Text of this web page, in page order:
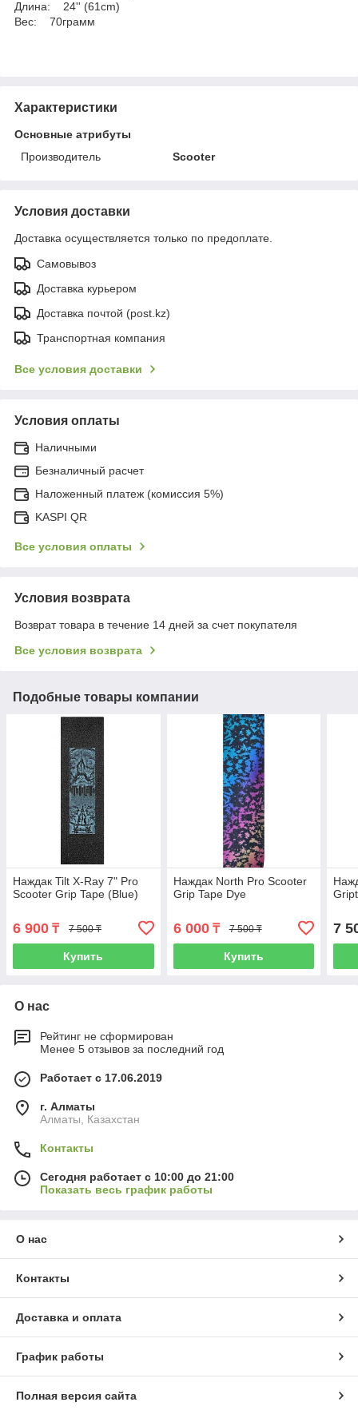
Длина: 24'' (61cm)
Вес: 70грамм
Характеристики
Основные атрибуты
Производитель
Scooter
Условия доставки
Доставка осуществляется только по предоплате.
Самовывоз
Доставка курьером
Доставка почтой (post.kz)
Транспортная компания
Все условия доставки
Условия оплаты
Наличными
Безналичный расчет
Наложенный платеж (комиссия 5%)
KASPI QR
Все условия оплаты
Условия возврата
Возврат товара в течение 14 дней за счет покупателя
Все условия возврата
Подобные товары компании
Наждак Tilt X-Ray 7" Pro
Scooter Grip Tape (Blue)
6 900 ₸ 7 500 ₸
Купить
Наждак North Pro Scooter
Grip Tape Dye
6 000₸ 7 500 ₸
Купить
7
О нас
Рейтинг не сформирован
Менее 5 отзывов за последний год
Работает с 17.06.2019
г. Алматы
Алматы, Казахстан
Контакты
Сегодня работает с 10:00 до 21:00
Показать весь график работы
О нас
Контакты
Доставка и оплата
График работы
Полная версия сайта